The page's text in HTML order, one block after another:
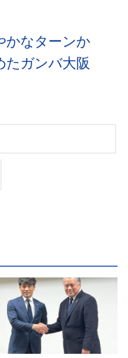
かなターンか
たガンバ大阪